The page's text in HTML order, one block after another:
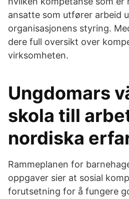
ansatte som utfører arbeid
organisasjonens styring.
dere full oversikt over
virksomheten.
Ungdomars
skola till
nordiska
Rammeplanen for
oppgaver sier at sosial
forutsetning for å fungere